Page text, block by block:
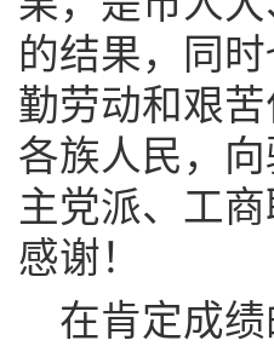
的结果，同
勤劳动和艰
各族人民，
主党派、工
感谢！
在肯定成